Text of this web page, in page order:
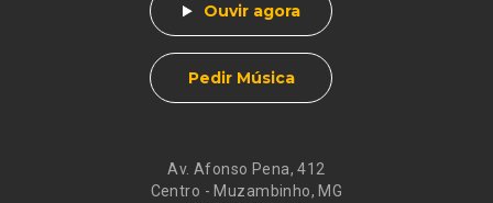
Av. Afonso Pena, 412
Centro - Muzambinho, MG
Ouvir agora
Pedir Música